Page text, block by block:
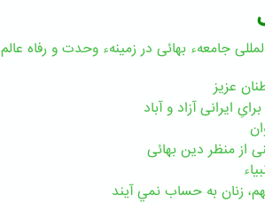
جامعهء بهائی در زمینهء وحدت و رفاه عالم
عزیز
ایرانی آزاد و آباد
از منظر دین بهائی
زنان به حساب نمي آيند